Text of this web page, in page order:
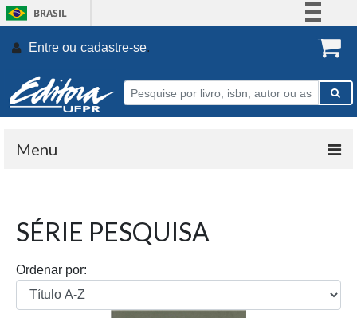
BRASIL
Participe
Entre ou cadastre-se.
Menu
SÉRIE PESQUISA
Ordenar por: